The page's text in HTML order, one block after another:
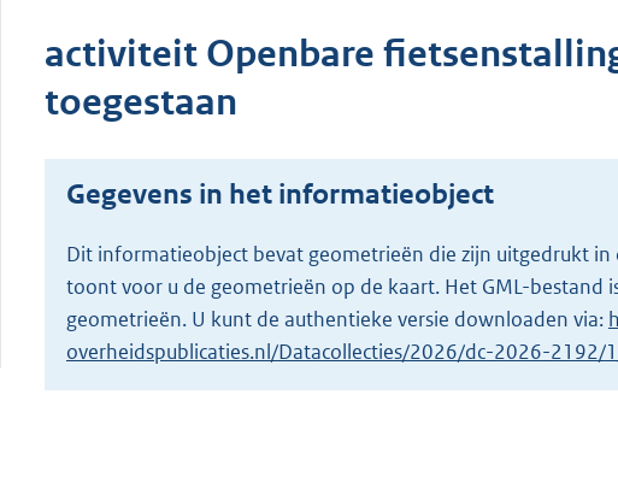
activiteit Openbare
toegestaan
Gegevens in het informatieobject
Dit informatieobject bevat geometrieën die zijn uitgedrukt in
toont voor u de geometrieën op de kaart. Het GML-bestand
geometrieën. U kunt de authentieke versie downloaden via:
overheidspublicaties.nl/Datacollecties/2026/dc-2026-